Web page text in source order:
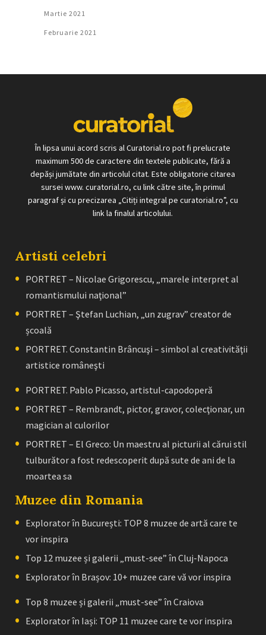
Martie 2021
Februarie 2021
În lipsa unui acord scris al Curatorial.ro pot fi prelucrate
maximum 500 de caractere din textele publicate, fără a
depăși jumătate din articolul citat. Este obligatorie citarea
sursei www. curatorial.ro, cu link către site, în primul
paragraf și cu precizarea „Citiți integral pe curatorial.ro”, cu
link la finalul articolului.
Artisti celebri
PORTRET – Nicolae Grigorescu, „marele interpret al
romantismului naţional”
PORTRET – Ştefan Luchian, „un zugrav” creator de
școală
PORTRET. Constantin Brâncuşi – simbol al creativităţii
artistice româneşti
PORTRET. Pablo Picasso, artistul-capodoperă
PORTRET – Rembrandt, pictor, gravor, colecţionar, un
magician al culorilor
PORTRET – El Greco: Un maestru al picturii al cărui stil
tulburător a fost redescoperit după sute de ani de la
moartea sa
Muzee din Romania
Explorator în București: TOP 8 muzee de artă care te
vor inspira
Top 12 muzee și galerii „must-see” în Cluj-Napoca
Explorator în Brașov: 10+ muzee care vă vor inspira
Top 8 muzee și galerii „must-see” în Craiova
Explorator în Iași: TOP 11 muzee care te vor inspira